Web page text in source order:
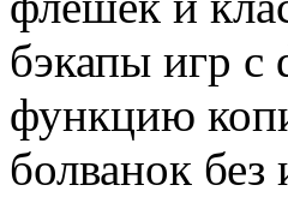
бэкапы игр с
функцию
болванок